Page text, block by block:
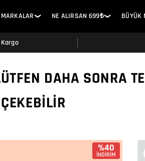
MARKALAR ❯ NE ALIRSAN 699₺❯ BÜYÜK
DAHA SONRA
%40
İNDİRİM